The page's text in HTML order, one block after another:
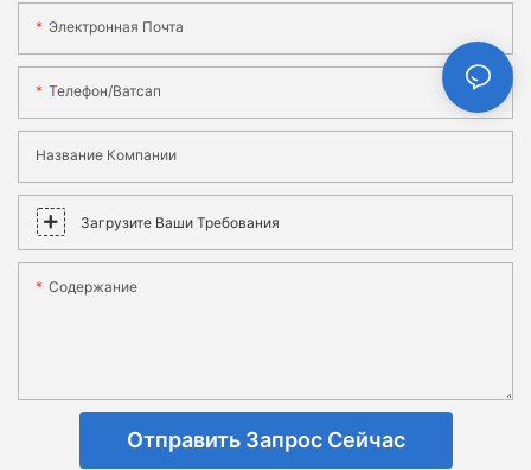
Электронная Почта
Телефон/ватсап
Название Компании
Загрузите Ваши Требования
Содержание
Отправить Запрос Сейчас